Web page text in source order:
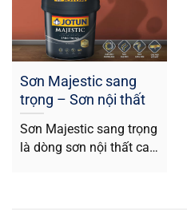
Sơn Majestic sang
trọng – Sơn nội thất
cao cấp siêu bóng
của Jotun
Sơn Majestic sang trọng
là dòng sơn nội thất cao